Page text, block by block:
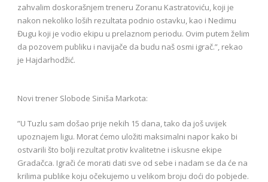
zahvalim doskorašnjem treneru Zoranu Kastratoviću, koji je
nakon nekoliko loših rezultata podnio ostavku, kao i Nedimu
Đugu koji je vodio ekipu u prelaznom periodu. Ovim putem želim
da pozovem publiku i navijače da budu naš osmi igrač.”, rekao
je Hajdarhodžić.
Novi trener Slobode Siniša Markota:
”U Tuzlu sam došao prije nekih 15 dana, tako da još uvijek
upoznajem ligu. Morat ćemo uložiti maksimalni napor kako bi
ostvarili što bolji rezultat protiv kvalitetne i iskusne ekipe
Gradačca. Igrači će morati dati sve od sebe i nadam se da će na
krilima publike koju očekujemo u velikom broju doći do pobjede.